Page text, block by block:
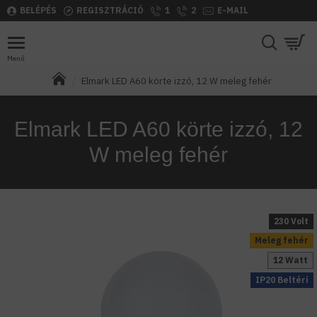
BELÉPÉS REGISZTRÁCIÓ 1 2 E-MAIL
Elmark LED A60 körte izzó, 12 W meleg fehér
Elmark LED A60 körte izzó, 12
W meleg fehér
Meleg fehér
IP20 Beltéri
12 Watt
230 Volt